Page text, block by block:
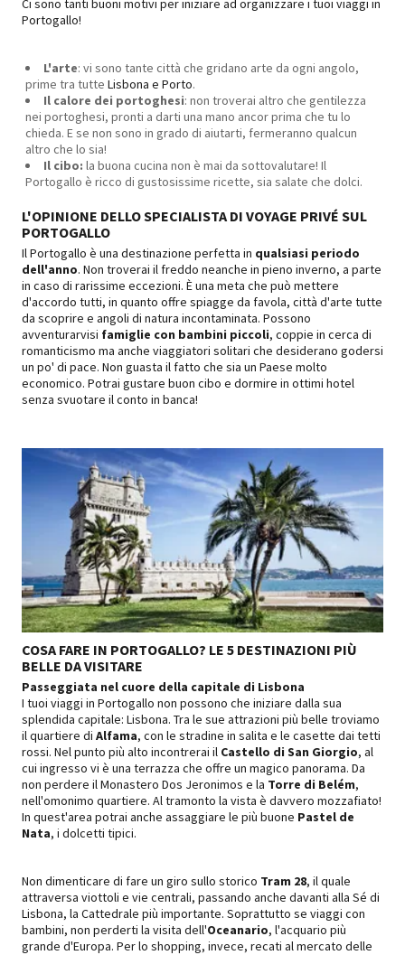
Ci sono tanti buoni motivi per iniziare ad organizzare i tuoi viaggi in
Portogallo!
L'arte: vi sono tante città che gridano arte da ogni angolo,
prime tra tutte Lisbona e Porto.
Il calore dei portoghesi: non troverai altro che gentilezza
nei portoghesi, pronti a darti una mano ancor prima che tu lo
chieda. E se non sono in grado di aiutarti, fermeranno qualcun
altro che lo sia!
Il cibo: la buona cucina non è mai da sottovalutare! Il
Portogallo è ricco di gustosissime ricette, sia salate che dolci.
L'OPINIONE DELLO SPECIALISTA DI VOYAGE PRIVÉ SUL
PORTOGALLO
Il Portogallo è una destinazione perfetta in qualsiasi periodo
dell'anno. Non troverai il freddo neanche in pieno inverno, a parte
in caso di rarissime eccezioni. È una meta che può mettere
d'accordo tutti, in quanto offre spiagge da favola, città d'arte tutte
da scoprire e angoli di natura incontaminata. Possono
avventurarvisi famiglie con bambini piccoli, coppie in cerca di
romanticismo ma anche viaggiatori solitari che desiderano godersi
un po' di pace. Non guasta il fatto che sia un Paese molto
economico. Potrai gustare buon cibo e dormire in ottimi hotel
senza svuotare il conto in banca!
COSA FARE IN PORTOGALLO? LE 5 DESTINAZIONI PIÙ
BELLE DA VISITARE
Passeggiata nel cuore della capitale di Lisbona
I tuoi viaggi in Portogallo non possono che iniziare dalla sua
splendida capitale: Lisbona. Tra le sue attrazioni più belle troviamo
il quartiere di Alfama, con le stradine in salita e le casette dai tetti
rossi. Nel punto più alto incontrerai il Castello di San Giorgio, al
cui ingresso vi è una terrazza che offre un magico panorama. Da
non perdere ilMonastero Dos Jeronimos e la Torre di Belém,
nell'omonimo quartiere. Al tramonto la vista è davvero mozzafiato!
In quest'area potrai anche assaggiare le più buone Pastel de
Nata, i dolcetti tipici.
Non dimenticare di fare un giro sullo storico Tram 28, il quale
attraversa viottoli e vie centrali, passando anche davanti alla Sé di
Lisbona, la Cattedrale più importante. Soprattutto se viaggi con
bambini, non perderti la visita dell'Oceanario, l'acquario più
grande d'Europa. Per lo shopping, invece, recati al mercato delle